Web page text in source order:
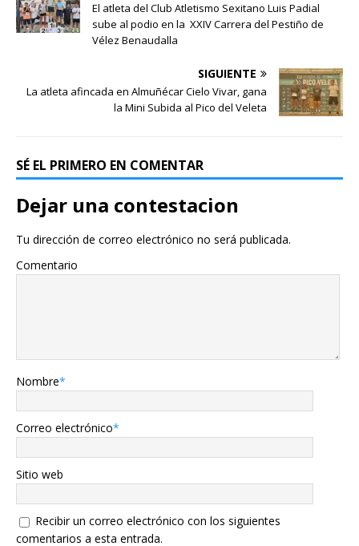
El atleta del Club Atletismo Sexitano Luis Padial
sube al podio en la XXIV Carrera del Pestiño de
Vélez Benaudalla
SIGUIENTE
La atleta afincada en Almuñécar Cielo Vivar, gana
la Mini Subida al Pico del Veleta
SÉ EL PRIMERO EN COMENTAR
Dejar una contestacion
Tu dirección de correo electrónico no será publicada.
Comentario
Nombre*
Correo electrónico*
Sitio web
Recibir un correo electrónico con los siguientes
comentarios a esta entrada.